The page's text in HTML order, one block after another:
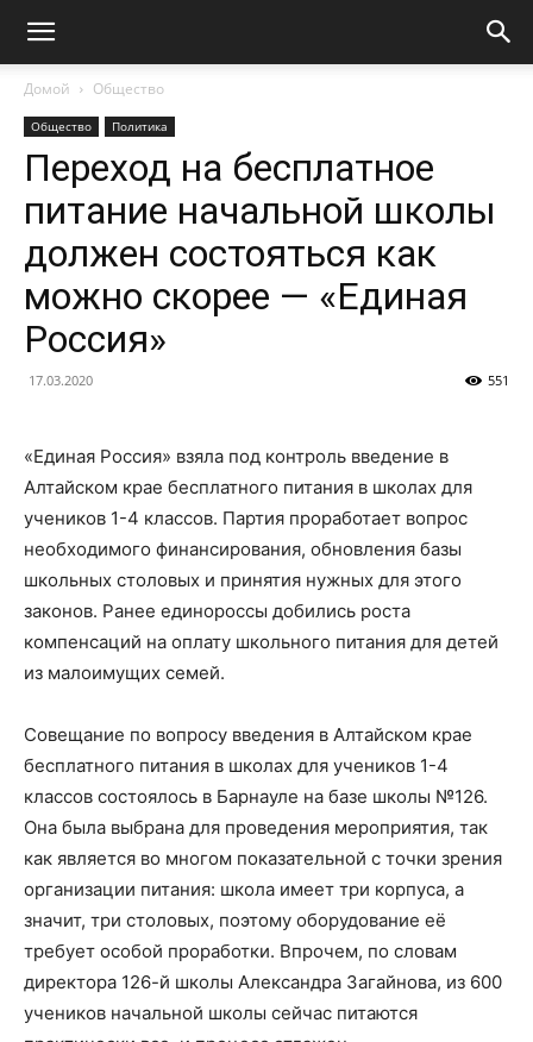
Домой Общество
Общество Политика
Переход на бесплатное
питание начальной школы
должен состояться как
можно скорее — «Единая
Россия»
17.03.2020 551
«Единая Россия» взяла под контроль введение в
Алтайском крае бесплатного питания в школах для
учеников 1-4 классов. Партия проработает вопрос
необходимого финансирования, обновления базы
школьных столовых и принятия нужных для этого
законов. Ранее единороссы добились роста
компенсаций на оплату школьного питания для детей
из малоимущих семей.
Совещание по вопросу введения в Алтайском крае
бесплатного питания в школах для учеников 1-4
классов состоялось в Барнауле на базе школы №126.
Она была выбрана для проведения мероприятия, так
как является во многом показательной с точки зрения
организации питания: школа имеет три корпуса, а
значит, три столовых, поэтому оборудование её
требует особой проработки. Впрочем, по словам
директора 126-й школы Александра Загайнова, из 600
учеников начальной школы сейчас питаются